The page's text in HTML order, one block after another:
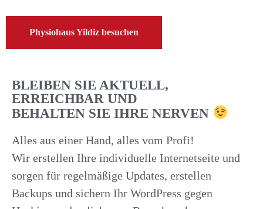
Physiohaus Yildiz besuchen
BLEIBEN SIE AKTUELL,
ERREICHBAR UND
BEHALTEN SIE IHRE NERVEN
Alles aus einer Hand, alles vom Profi!
Wir erstellen Ihre individuelle Internetseite und
sorgen für regelmäßige Updates, erstellen
Backups und sichern Ihr WordPress gegen